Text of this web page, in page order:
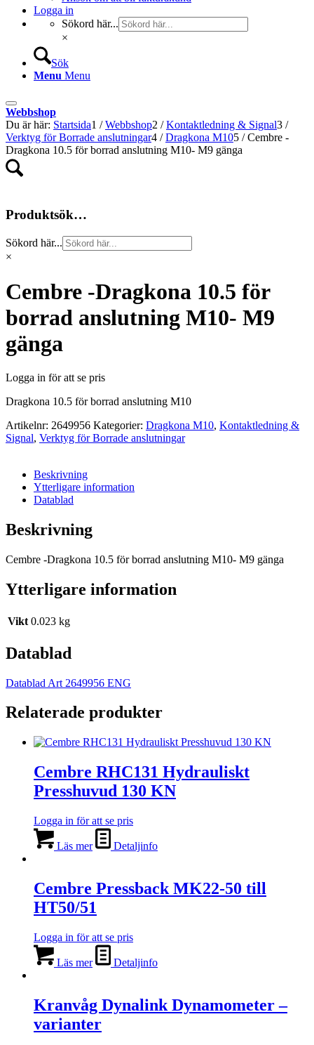
Logga in
Sökord här...
×
Sök
Menu Menu
Webbshop
Du är här: Startsida1 / Webbshop2 / Kontaktledning & Signal3 /
Verktyg för Borrade anslutningar4 / Dragkona M105 / Cembre -
Dragkona 10.5 för borrad anslutning M10- M9 gänga
Produktsök…
Sökord här...
×
Cembre -Dragkona 10.5 för
borrad anslutning M10- M9
gänga
Logga in för att se pris
Dragkona 10.5 för borrad anslutning M10
Artikelnr: 2649956 Kategorier: Dragkona M10, Kontaktledning &
Signal, Verktyg för Borrade anslutningar
Beskrivning
Ytterligare information
Datablad
Beskrivning
Cembre -Dragkona 10.5 för borrad anslutning M10- M9 gänga
Ytterligare information
Vikt 0.023 kg
Datablad
Datablad Art 2649956 ENG
Relaterade produkter
Cembre RHC131 Hydrauliskt
Presshuvud 130 KN
Logga in för att se pris
Läs mer Detaljinfo
Cembre Pressback MK22-50 till
HT50/51
Logga in för att se pris
Läs mer Detaljinfo
Kranvåg Dynalink Dynamometer –
varianter